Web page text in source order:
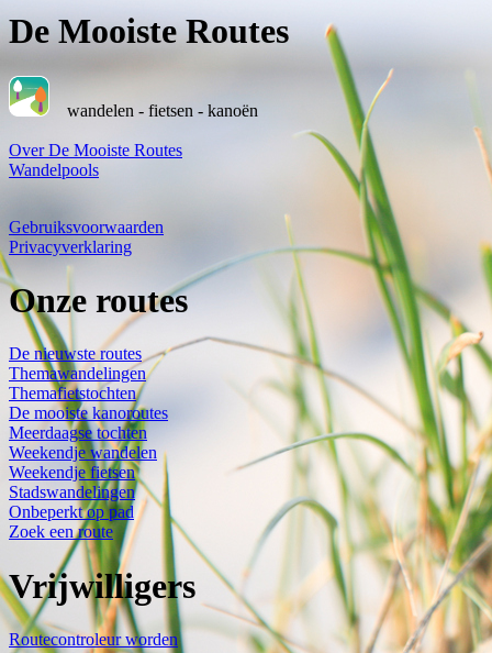
De Mooiste Routes
wandelen - fietsen - kanoën
Over De Mooiste Routes
Wandelpools
Gebruiksvoorwaarden
Privacyverklaring
Onze routes
De nieuwste routes
Themawandelingen
Themafietstochten
De mooiste kanoroutes
Meerdaagse tochten
Weekendje wandelen
Weekendje fietsen
Stadswandelingen
Onbeperkt op pad
Zoek een route
Vrijwilligers
Routecontroleur worden